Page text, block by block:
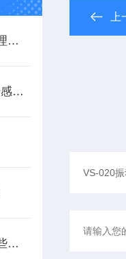
一体式振动传感器的工作原理是什么？
如何提高LVDT油动机位移传感器的精度？
壁挂式振动监测保护仪在哪些领域有广泛应用？